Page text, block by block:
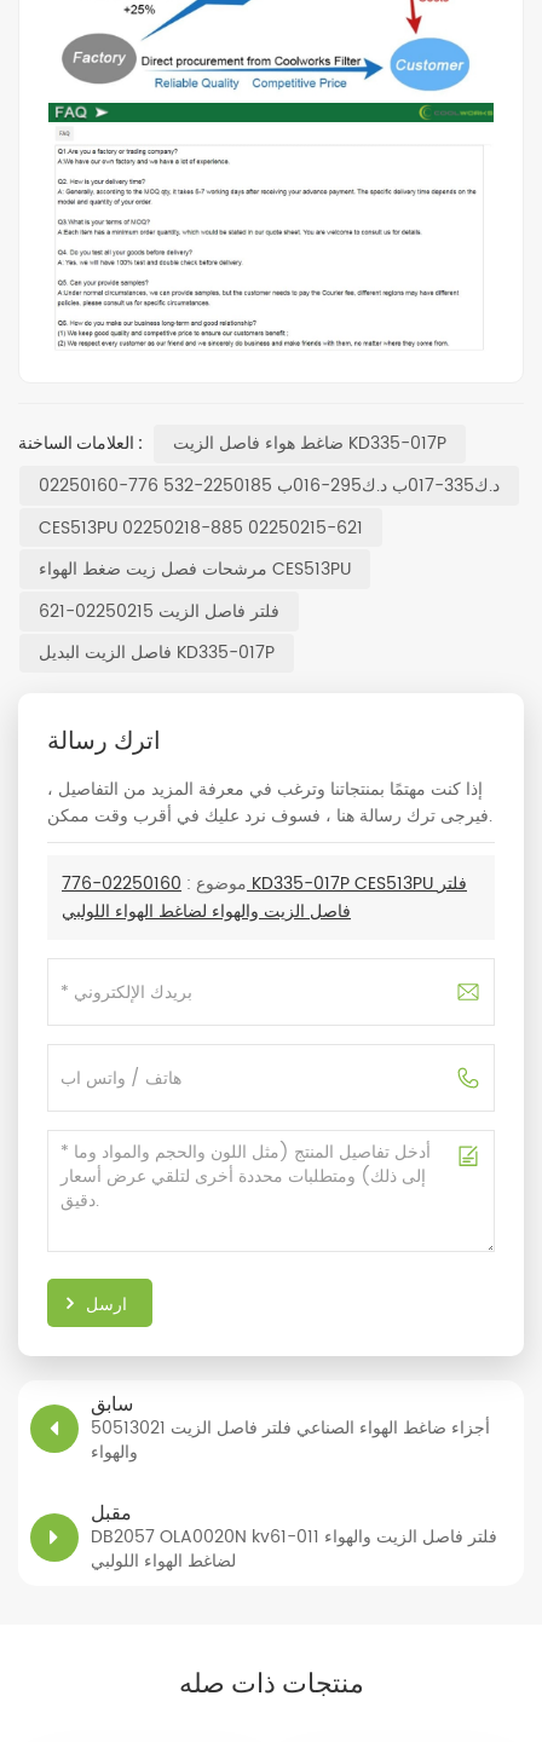
العلامات الساخنة :
ضاغط هواء فاصل الزيت KD335-017P
02250160-776 د.ك335-017ب د.ك295-016ب 2250185-532
CES513PU 02250218-885 02250215-621
مرشحات فصل زيت ضغط الهواء CES513PU
فلتر فاصل الزيت 02250215-621
فاصل الزيت البديل KD335-017P
اترك رسالة
إذا كنت مهتمًا بمنتجاتنا وترغب في معرفة المزيد من التفاصيل ،
فيرجى ترك رسالة هنا ، فسوف نرد عليك في أقرب وقت ممكن.
موضوع :
02250160-776 KD335-017P CES513PU فلتر
فاصل الزيت والهواء لضاغط الهواء اللولبي
ارسل
سابق
50513021 أجزاء ضاغط الهواء الصناعي فلتر فاصل الزيت
والهواء
مقبل
DB2057 OLA0020N kv61-011 فلتر فاصل الزيت والهواء
لضاغط الهواء اللولبي
منتجات ذات صله